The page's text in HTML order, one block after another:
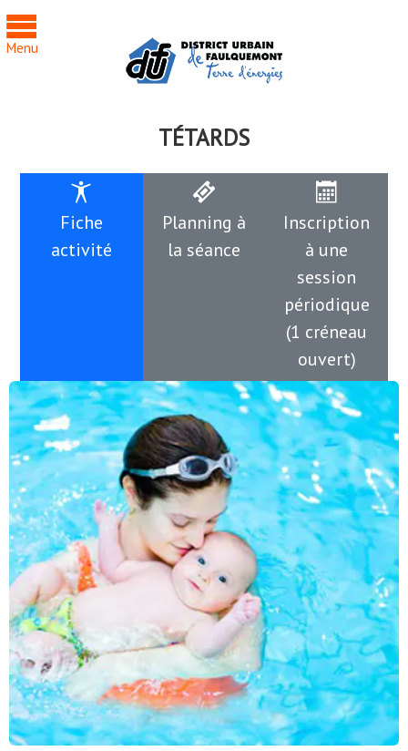
Menu
TÉTARDS
Fiche
activité
Planning à
la séance
Inscription
à une
session
périodique
(1 créneau
ouvert)